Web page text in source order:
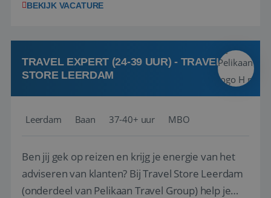
(onderdeel van Pelikaan Travel Group) zoeken
team het reisbureau verder...
BEKIJK VACATURE
TRAVEL EXPERT (24-39 UUR) - TRAVEL
STORE LEERDAM
Leerdam Baan 37-40+ uur MBO
Ben jij gek op reizen en krijg je energie van het
adviseren van klanten? Bij Travel Store Leerdam
(onderdeel van Pelikaan Travel Group) help je